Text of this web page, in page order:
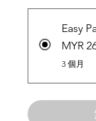
Easy
MYR
3 個月